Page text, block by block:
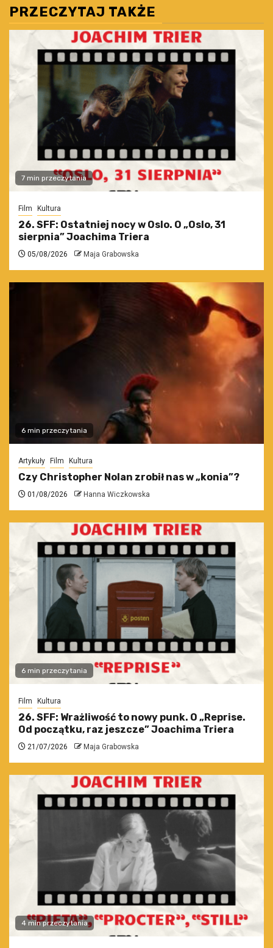
PRZECZYTAJ TAKŻE
7 min przeczytania
Film Kultura
26. SFF: Ostatniej nocy w Oslo. O „Oslo, 31
sierpnia” Joachima Triera
05/08/2026 Maja Grabowska
6 min przeczytania
Artykuły Film Kultura
Czy Christopher Nolan zrobił nas w „konia”?
01/08/2026 Hanna Wiczkowska
6 min przeczytania
Film Kultura
26. SFF: Wrażliwość to nowy punk. O „Reprise.
Od początku, raz jeszcze” Joachima Triera
21/07/2026 Maja Grabowska
4 min przeczytania